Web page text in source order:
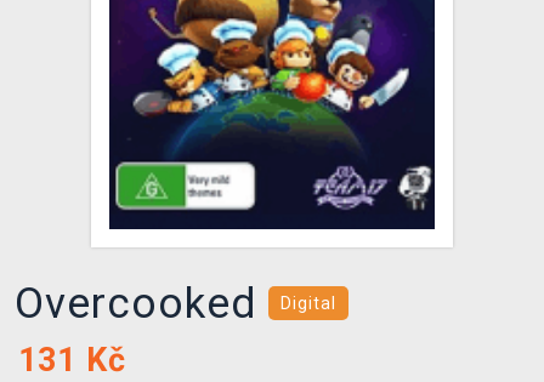
XZONE KLUB
TCG & BOARDGAME HUB
VÝKUP HER (BAZAR)
Overcooked Digital
131 Kč